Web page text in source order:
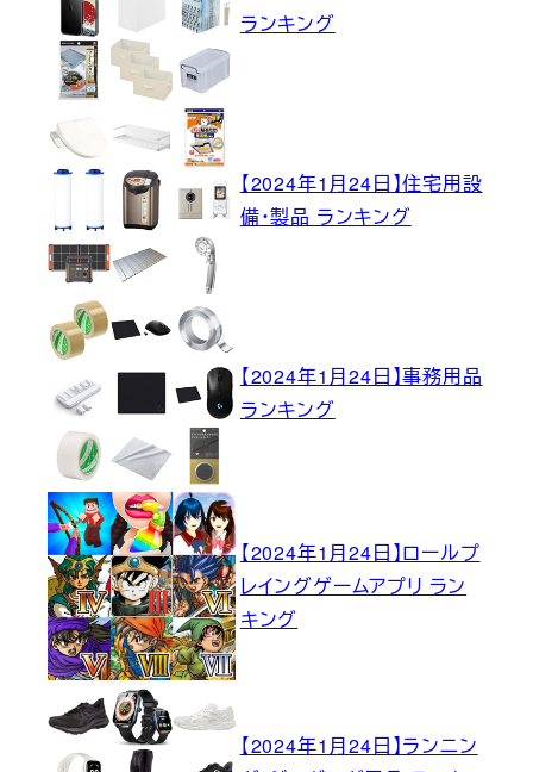
ランキング
【2024年1月24日】住宅用設
備・製品 ランキング
【2024年1月24日】事務用品
ランキング
【2024年1月24日】ロールプ
レイングゲームアプリ ラン
キング
【2024年1月24日】ランニン